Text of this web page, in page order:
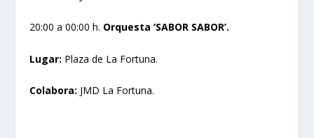
20:00 a 00:00 h. Orquesta ‘SABOR SABOR’.
Lugar: Plaza de La Fortuna.
Colabora: JMD La Fortuna.